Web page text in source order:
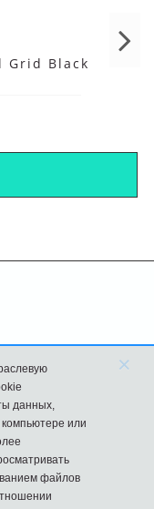
Grid Black
данных,
или
файлов
×